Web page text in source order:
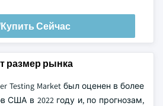
Купить Сейчас
размер рынка
Testing Market был оценен в более
США в 2022 году и, по прогнозам,